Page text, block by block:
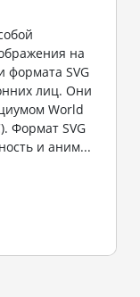
на
формата SVG
лиц. Они
World
Формат SVG
и аним...